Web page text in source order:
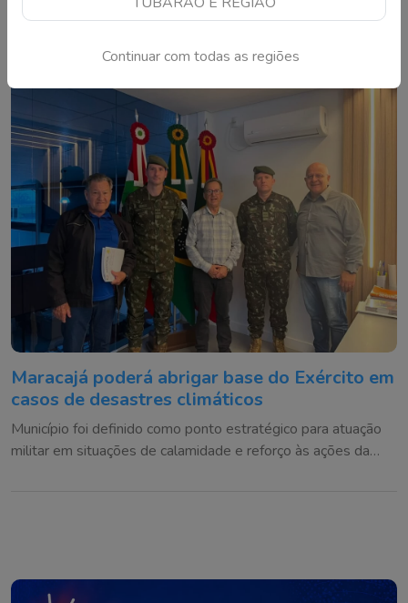
Continuar com todas as regiões
Animais estavam sem autorização ambiental e foram
Maracajá poderá abrigar base do Exército em
casos de desastres climáticos
Município foi definido como ponto estratégico para atuação
militar em situações de calamidade e reforço às ações da